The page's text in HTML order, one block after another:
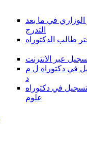
الوزاري في ما بعد
التدرج
طالب الدكتوراه
عبر الانترنت
في دكتوراه ل م
د
في دكتوراه
علوم